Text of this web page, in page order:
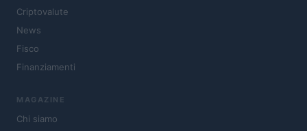
Criptovalute
News
Fisco
Finanziamenti
MAGAZINE
Chi siamo